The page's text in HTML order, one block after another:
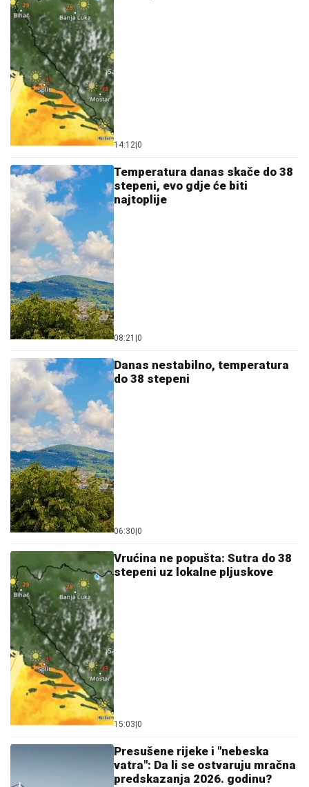
14:12 0
Temperatura danas skače do 38
stepeni, evo gdje će biti
najtoplije
08:21 0
Danas nestabilno, temperatura
do 38 stepeni
06:30 0
Vrućina ne popušta: Sutra do 38
stepeni uz lokalne pljuskove
15:03 0
Presušene rijeke i "nebeska
vatra": Da li se ostvaruju mračna
predskazanja 2026. godinu?